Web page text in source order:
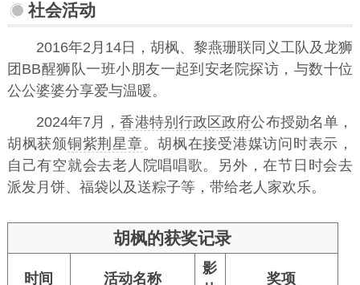
社会活动
2016年2月14日，胡枫、黎燕珊联同义工队及龙狮
团BB醒狮队一班小朋友一起到安老院探访，与数十位
公公婆婆分享爱与温暖。
2024年7月，香港特别行政区政府公布授勋名单，
胡枫获颁铜紫荆星章。胡枫在接受港媒访问时表示，
自己有空就会去老人院唱唱歌。另外，在节日时会去
派发月饼、福袋以及送粽子等，带给老人家欢乐。
胡枫的获奖记录
时间 活动名称
影
奖项